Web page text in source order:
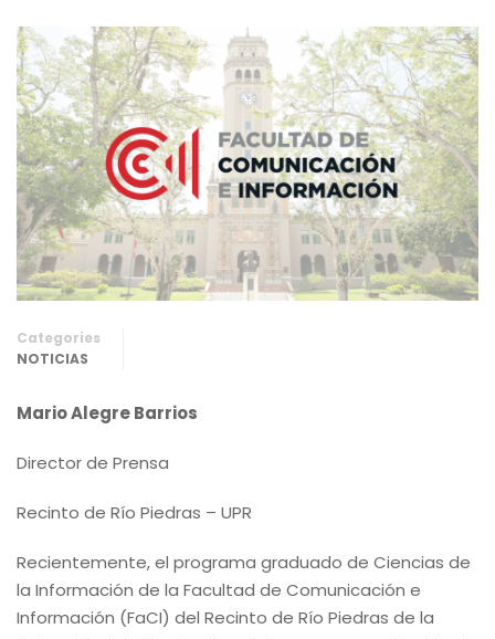
Categories
NOTICIAS
Mario Alegre Barrios
Director de Prensa
Recinto de Río Piedras – UPR
Recientemente, el programa graduado de Ciencias de
la Información de la Facultad de Comunicación e
Información (FaCI) del Recinto de Río Piedras de la